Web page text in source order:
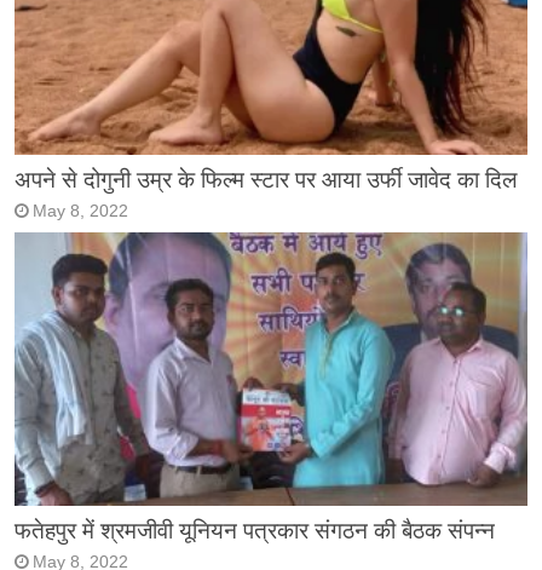
अपने से दोगुनी उम्र के फिल्म स्टार पर आया उर्फी जावेद का दिल
May 8, 2022
फतेहपुर में श्रमजीवी यूनियन पत्रकार संगठन की बैठक संपन्न
May 8, 2022